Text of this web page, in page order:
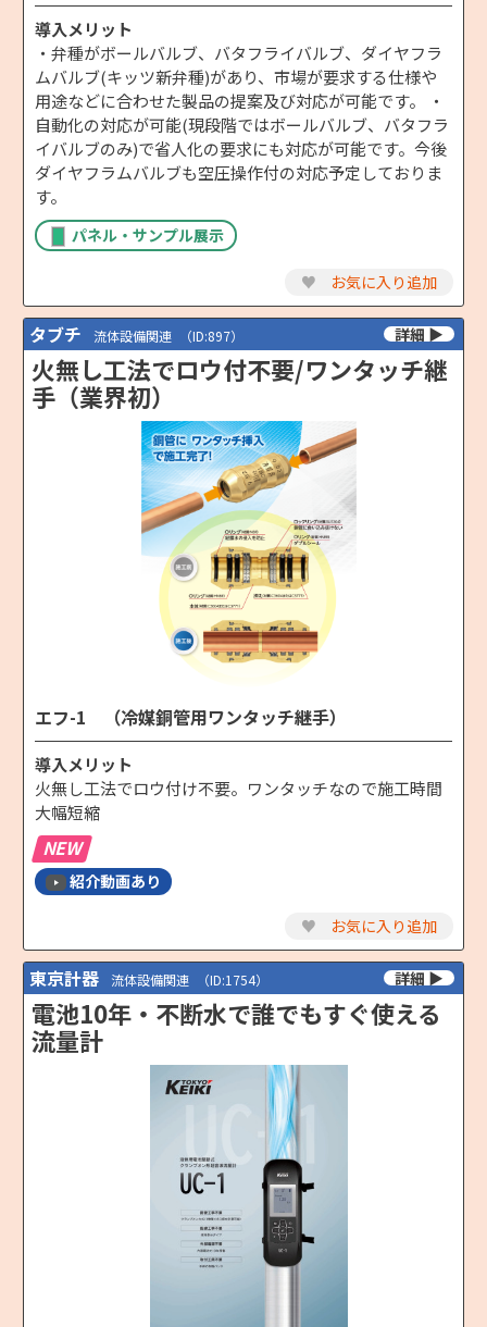
導入メリット
・弁種がボールバルブ、バタフライバルブ、ダイヤフラ
ムバルブ(キッツ新弁種)があり、市場が要求する仕様や
用途などに合わせた製品の提案及び対応が可能です。 ・
自動化の対応が可能(現段階ではボールバルブ、バタフラ
イバルブのみ)で省人化の要求にも対応が可能です。今後
ダイヤフラムバルブも空圧操作付の対応予定しておりま
す。
パネル・サンプル展示
♥ お気に入り追加
タブチ 流体設備関連 （ID:897）
火無し工法でロウ付不要/ワンタッチ継
手（業界初）
エフ-1 （冷媒銅管用ワンタッチ継手）
導入メリット
火無し工法でロウ付け不要。ワンタッチなので施工時間
大幅短縮
NEW
紹介動画あり
♥ お気に入り追加
東京計器 流体設備関連 （ID:1754）
電池10年・不断水で誰でもすぐ使える
流量計